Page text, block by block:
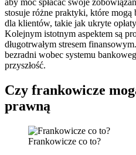
stosuje różne praktyki, które mogą
dla klientów, takie jak ukryte
Kolejnym istotnym aspektem są
długotrwałym stresem
bezradni wobec systemu
przyszłość.
Czy frankowicze
prawną
Frankowicze co to?